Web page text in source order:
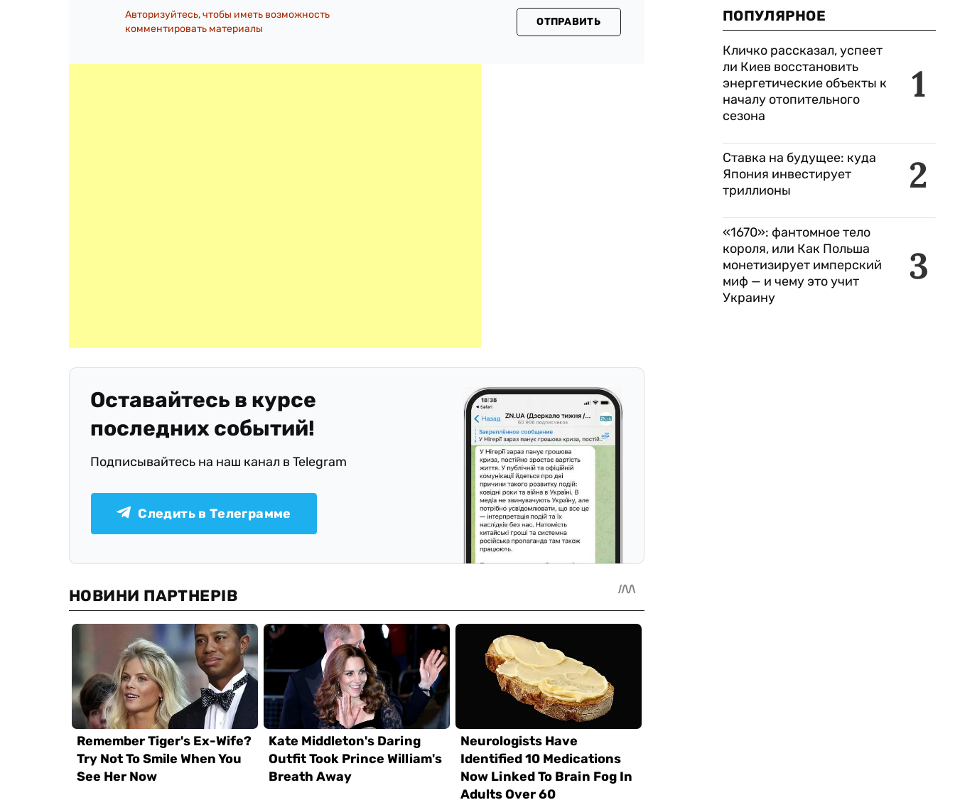
Авторизуйтесь, чтобы иметь возможность
комментировать материалы
ОТПРАВИТЬ
Оставайтесь в курсе
последних событий!
Подписывайтесь на наш канал в Telegram
Следить в Телеграмме
ПОПУЛЯРНОЕ
1
Кличко рассказал, успеет
ли Киев восстановить
энергетические объекты к
началу отопительного
сезона
2
Ставка на будущее: куда
Япония инвестирует
триллионы
3
«1670»: фантомное тело
короля, или Как Польша
монетизирует имперский
миф — и чему это учит
Украину